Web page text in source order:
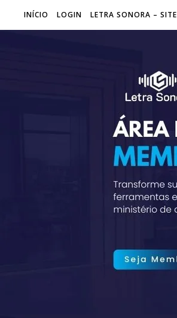
INÍCIO LOGIN LETRA SONORA – SITE